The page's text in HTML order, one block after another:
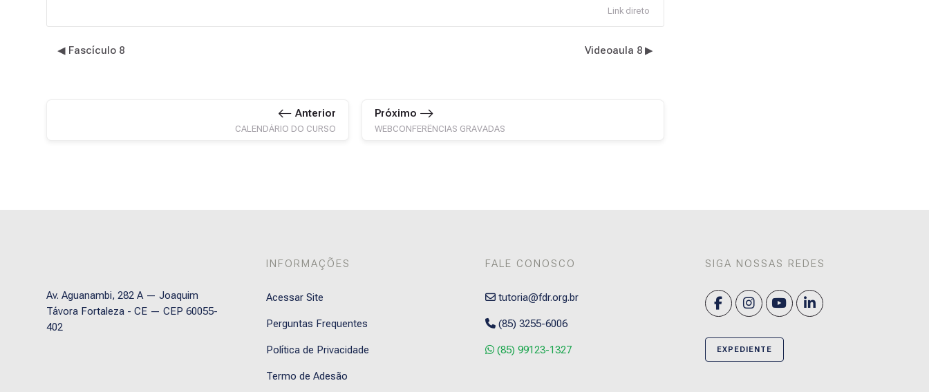
Link direto
◀︎ Fascículo 8 Videoaula 8 ▶︎
Anterior
CALENDÁRIO DO CURSO
Próximo
WEBCONFERÊNCIAS GRAVADAS
Av. Aguanambi, 282 A — Joaquim
Távora Fortaleza - CE — CEP 60055-
402
INFORMAÇÕES
Acessar Site
Perguntas Frequentes
Política de Privacidade
Termo de Adesão
FALE CONOSCO
tutoria@fdr.org.br
(85) 3255-6006
(85) 99123-1327
SIGA NOSSAS REDES
EXPEDIENTE